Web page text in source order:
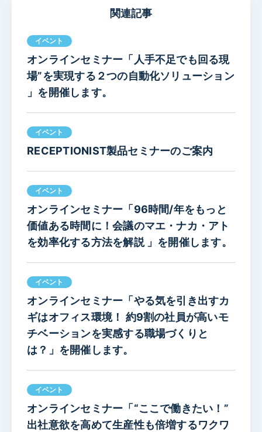
関連記事
イベント
オンラインセミナー「人手不足でも回る現
場”を実現する２つの自動化ソリューション
」を開催します。
イベント
RECEPTIONIST製品セミナーのご案内
イベント
オンラインセミナー「96時間/年をもっと
価値ある時間に！会議のマエ・ナカ・アト
を効率化する方法を解説 」を開催します。
イベント
オンラインセミナー「やる気を引き出すカ
ギはオフィス環境！ 約9割の社員が高いモ
チベーションを実感する職場づくりと
は？」を開催します。
イベント
オンラインセミナー「“ここで働きたい！”
出社意欲を高めて生産性も倍増するワクワ